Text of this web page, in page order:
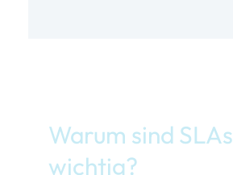
Warum sind SLAs
wichtig?